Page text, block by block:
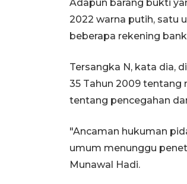
Adapun barang bukti
2022 warna putih, satu
beberapa rekening
Tersangka N, kata dia,
35 Tahun 2009 tentang
tentang pencegahan
"Ancaman hukuman
umum menunggu
Munawal Hadi.